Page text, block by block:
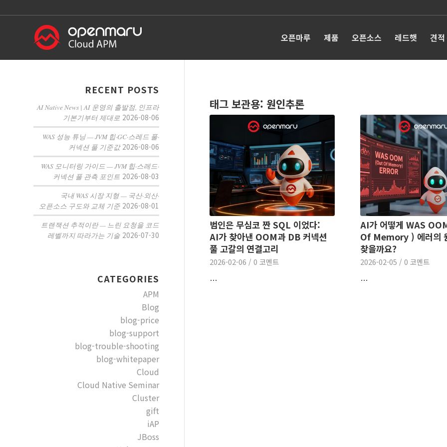
오픈마루 제품 오픈소스 레드햇 견적
태그 보관용: 원인추론
범인은 무심코 짠 SQL 이었다:
AI가 찾아낸 OOM과 DB 커넥션
풀 고갈의 연결고리
2026-02-06 / 0 코멘트
…
AI가 어떻게 WAS
Of Memory ) 에러의
찾을까요?
2026-02-05 / 0 코멘트
…
RECENT POSTS
AI Native News | AI 운영의 출발점, 인프라
기본기부터 제대로 2026-08-06
WAS 성능 튜닝 — JVM 힙·GC·스레드 풀·
커넥션 풀 기준값 2026-08-06
WAS 모니터링 가이드 — JVM 힙·스레드·
커넥션 풀 관측 포인트 2026-08-03
국내 WAS 시장 지형 — 국산·외산·
오픈소스 구도와 교체 기준 2026-08-01
트랜잭션 추적이란 — 느린 요청을 코드
레벨까지 따라가는 기술 2026-07-30
CATEGORIES
APM
Blog
blog-price
blog-support
blog-trouble-shooting
blog-whitepaper
Cloud
Cloud Native Seminar
Cluster
gift
iAP
JBoss